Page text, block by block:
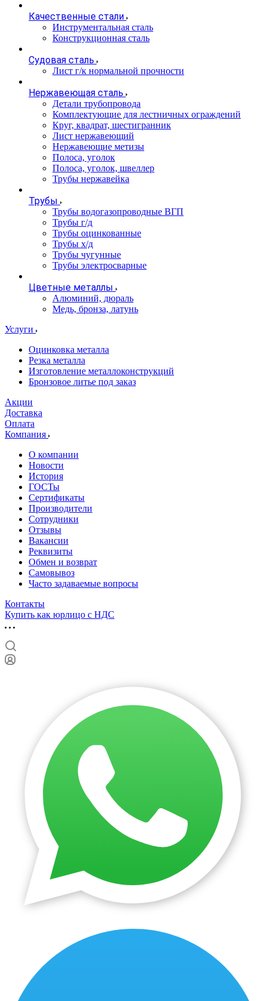
Качественные стали
Инструментальная сталь
Конструкционная сталь
Судовая сталь
Лист г/к нормальной прочности
Нержавеющая сталь
Детали трубопровода
Комплектующие для лестничных ограждений
Круг, квадрат, шестигранник
Лист нержавеющий
Нержавеющие метизы
Полоса, уголок
Полоса, уголок, швеллер
Трубы нержавейка
Трубы
Трубы водогазопроводные ВГП
Трубы г/д
Трубы оцинкованные
Трубы х/д
Трубы чугунные
Трубы электросварные
Цветные металлы
Алюминий, дюраль
Медь, бронза, латунь
Услуги
Оцинковка металла
Резка металла
Изготовление металлоконструкций
Бронзовое литье под заказ
Акции
Доставка
Оплата
Компания
О компании
Новости
История
ГОСТы
Сертификаты
Производители
Сотрудники
Отзывы
Вакансии
Реквизиты
Обмен и возврат
Самовывоз
Часто задаваемые вопросы
Контакты
Купить как юрлицо с НДС